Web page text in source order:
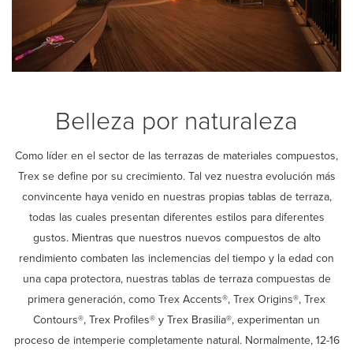
Belleza por naturaleza
Como líder en el sector de las terrazas de materiales compuestos,
Trex se define por su crecimiento. Tal vez nuestra evolución más
convincente haya venido en nuestras propias tablas de terraza,
todas las cuales presentan diferentes estilos para diferentes
gustos. Mientras que nuestros nuevos compuestos de alto
rendimiento combaten las inclemencias del tiempo y la edad con
una capa protectora, nuestras tablas de terraza compuestas de
primera generación, como Trex Accents®, Trex Origins®, Trex
Contours®, Trex Profiles® y Trex Brasilia®, experimentan un
proceso de intemperie completamente natural. Normalmente, 12-16